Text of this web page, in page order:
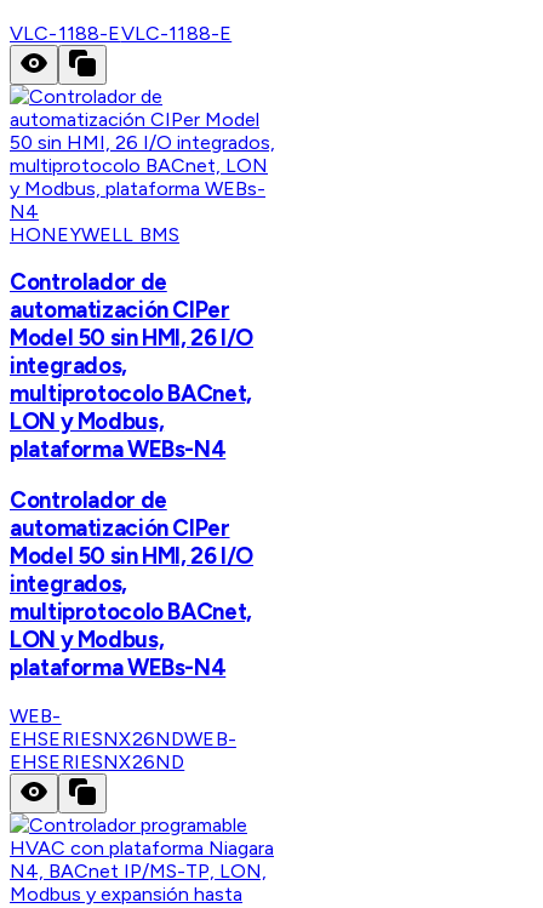
VLC-1188-EVLC-1188-E
HONEYWELL BMS
Controlador de
automatización CIPer
Model 50 sin HMI, 26 I/O
integrados,
multiprotocolo BACnet,
LON y Modbus,
plataforma WEBs-N4
Controlador de
automatización CIPer
Model 50 sin HMI, 26 I/O
integrados,
multiprotocolo BACnet,
LON y Modbus,
plataforma WEBs-N4
WEB-
EHSERIESNX26NDWEB-
EHSERIESNX26ND